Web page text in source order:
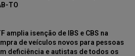
TO
amplia isenção de IBS e CBS na
de veículos novos para pessoas
deficiência e autistas de todos os